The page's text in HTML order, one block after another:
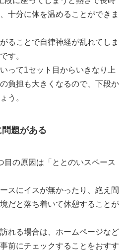
十分に体を温めることができま
ることで自律神経が乱れてしま
す。
って1セット目からいきなり上
負担も大きくなるので、下段か
う。
題がある
目の原因は「ととのいスペース
スにイスが無かったり、絶え間
だと落ち着いて休憩することが
れる場合は、ホームページなど
前にチェックすることをおすす